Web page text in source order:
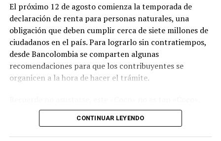
La hoja de ruta de ACE se apalanca en tres pilares:
Grupo Argos busca fortalecer la rentabilidad de los
negocios, capturar eficiencias, simplificar estructuras y
El próximo 12 de agosto comienza la temporada de
declaración de renta para personas naturales, una
obligación que deben cumplir cerca de siete millones de
ciudadanos en el país. Para lograrlo sin contratiempos,
desde Bancolombia se comparten algunas
recomendaciones para que los contribuyentes se
organicen a la hora de hacer el trámite.
Simplemente es tomarse unos minutos, por ejemplo,
para leer este texto donde de manera clara y sencilla se
le resuelven inquietudes, y le bote el miedo al «Coco»
CONTINUAR LEYENDO